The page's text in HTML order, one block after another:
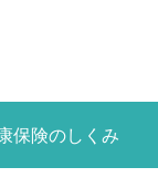
保険のしくみ